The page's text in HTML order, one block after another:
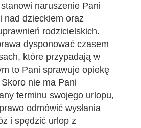
naruszenie Pani
nad dzieckiem oraz
rodzicielskich.
dysponować czasem
które przypadają w
to Pani sprawuje opiekę
nie ma Pani
terminu swojego urlopu,
odmówić wysłania
i spędzić urlop z